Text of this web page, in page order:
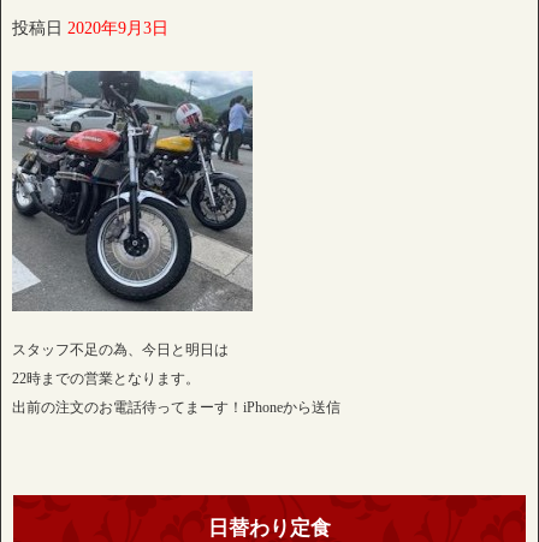
投稿日 2020年9月3日
スタッフ不足の為、今日と明日は
22時までの営業となります。
出前の注文のお電話待ってまーす！iPhoneから送信
日替わり定食